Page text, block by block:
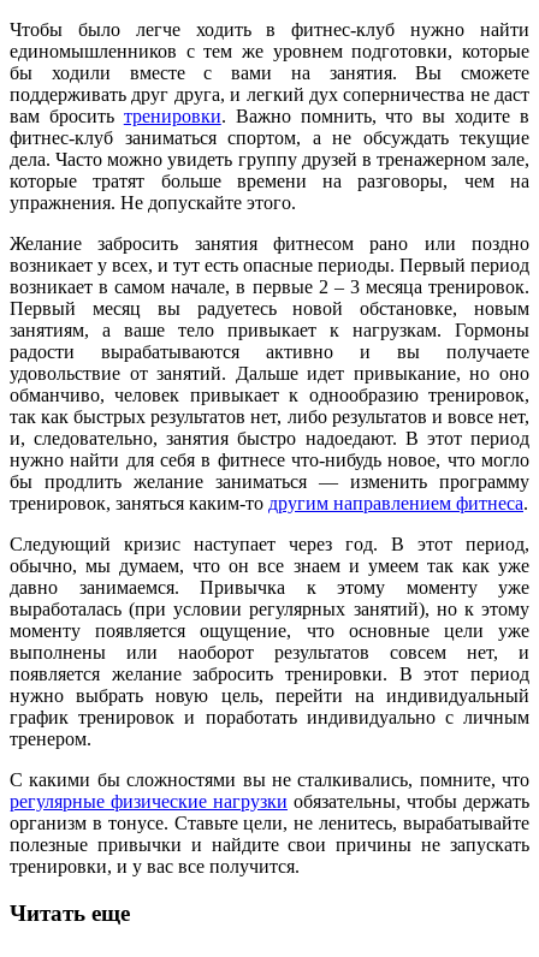
Чтобы было легче ходить в фитнес-клуб нужно найти
единомышленников с тем же уровнем подготовки, которые
бы ходили вместе с вами на занятия. Вы сможете
поддерживать друг друга, и легкий дух соперничества не даст
вам бросить тренировки. Важно помнить, что вы ходите в
фитнес-клуб заниматься спортом, а не обсуждать текущие
дела. Часто можно увидеть группу друзей в тренажерном зале,
которые тратят больше времени на разговоры, чем на
упражнения. Не допускайте этого.
Желание забросить занятия фитнесом рано или поздно
возникает у всех, и тут есть опасные периоды. Первый период
возникает в самом начале, в первые 2 – 3 месяца тренировок.
Первый месяц вы радуетесь новой обстановке, новым
занятиям, а ваше тело привыкает к нагрузкам. Гормоны
радости вырабатываются активно и вы получаете
удовольствие от занятий. Дальше идет привыкание, но оно
обманчиво, человек привыкает к однообразию тренировок,
так как быстрых результатов нет, либо результатов и вовсе нет,
и, следовательно, занятия быстро надоедают. В этот период
нужно найти для себя в фитнесе что-нибудь новое, что могло
бы продлить желание заниматься — изменить программу
тренировок, заняться каким-то другим направлением фитнеса.
Следующий кризис наступает через год. В этот период,
обычно, мы думаем, что он все знаем и умеем так как уже
давно занимаемся. Привычка к этому моменту уже
выработалась (при условии регулярных занятий), но к этому
моменту появляется ощущение, что основные цели уже
выполнены или наоборот результатов совсем нет, и
появляется желание забросить тренировки. В этот период
нужно выбрать новую цель, перейти на индивидуальный
график тренировок и поработать индивидуально с личным
тренером.
С какими бы сложностями вы не сталкивались, помните, что
регулярные физические нагрузки обязательны, чтобы держать
организм в тонусе. Ставьте цели, не ленитесь, вырабатывайте
полезные привычки и найдите свои причины не запускать
тренировки, и у вас все получится.
Читать еще